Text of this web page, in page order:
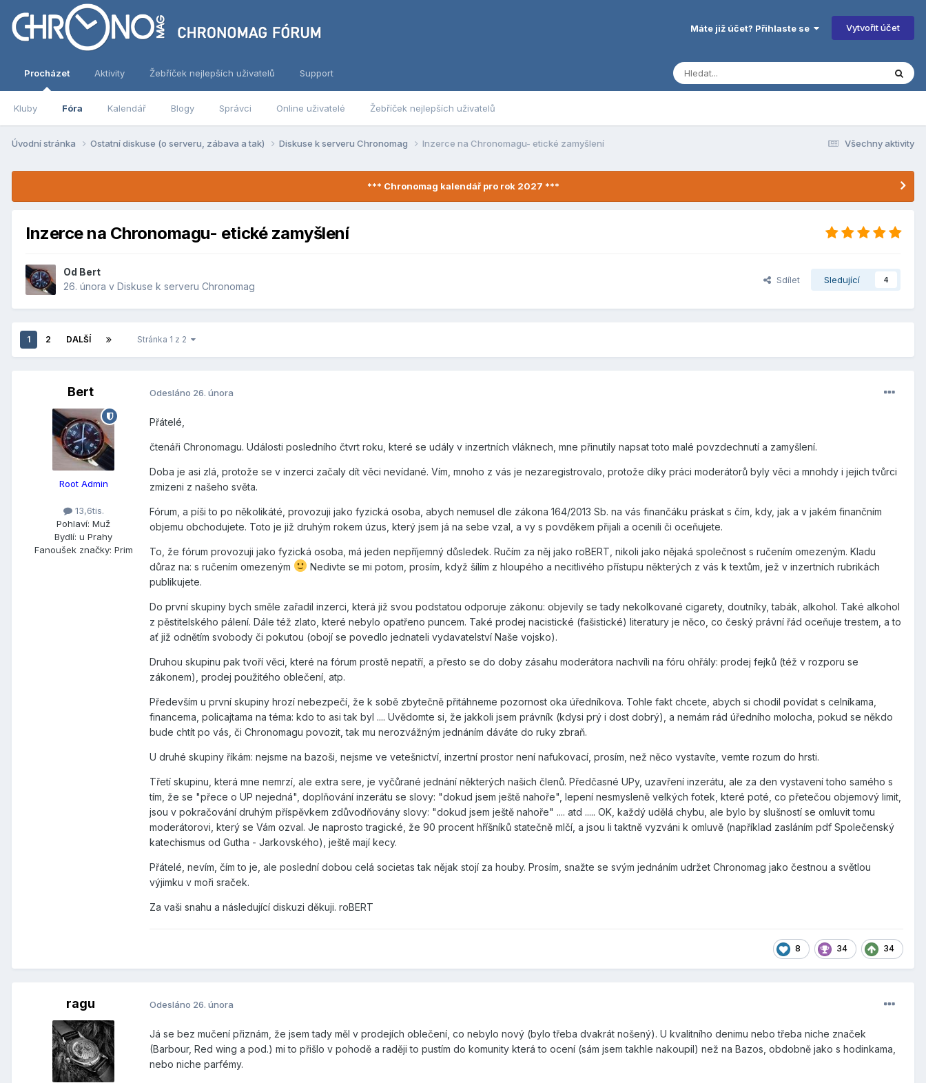
Máte již účet? Přihlaste se Vytvořit účet
Procházet
Kluby Fóra Kalendář Blogy Správci Online uživatelé Žebříček nejlepších uživatelů
Aktivity Žebříček nejlepších uživatelů Support
Všechny aktivity
Úvodní stránka Ostatní diskuse (o serveru, zábava a tak) Diskuse k serveru Chronomag Inzerce na Chronomagu- etické zamyšlení
*** Chronomag kalendář pro rok 2027 ***
Inzerce na Chronomagu- etické zamyšlení
Od Bert
26. února v Diskuse k serveru Chronomag
Sdílet Sledující 4
1 2 DALŠÍ Stránka 1 z 2
Bert
Root Admin
13,6tis.
Pohlaví: Muž
Bydlí: u Prahy
Fanoušek značky: Prim
Odesláno 26. února
Přátelé,
čtenáři Chronomagu. Události posledního čtvrt roku, které se udály v inzertních vláknech, mne přinutily napsat toto malé povzdechnutí a zamyšlení.
Doba je asi zlá, protože se v inzerci začaly dít věci nevídané. Vím, mnoho z vás je nezaregistrovalo, protože díky práci moderátorů byly věci a mnohdy i jejich tvůrci
zmizeni z našeho světa.
Fórum, a píši to po několikáté, provozuji jako fyzická osoba, abych nemusel dle zákona 164/2013 Sb. na vás finančáku práskat s čím, kdy, jak a v jakém finančním
objemu obchodujete. Toto je již druhým rokem úzus, který jsem já na sebe vzal, a vy s povděkem přijali a ocenili či oceňujete.
To, že fórum provozuji jako fyzická osoba, má jeden nepříjemný důsledek. Ručím za něj jako roBERT, nikoli jako nějaká společnost s ručením omezeným. Kladu
důraz na: s ručením omezeným
Nedivte se mi potom, prosím, když šílím z hloupého a necitlivého přístupu některých z vás k textům, jež v inzertních rubrikách
publikujete.
Do první skupiny bych směle zařadil inzerci, která již svou podstatou odporuje zákonu: objevily se tady nekolkované cigarety, doutníky, tabák, alkohol. Také alkohol
z pěstitelského pálení. Dále též zlato, které nebylo opatřeno puncem. Také prodej nacistické (fašistické) literatury je něco, co český právní řád oceňuje trestem, a to
ať již odnětím svobody či pokutou (obojí se povedlo jednateli vydavatelství Naše vojsko).
Druhou skupinu pak tvoří věci, které na fórum prostě nepatří, a přesto se do doby zásahu moderátora nachvíli na fóru ohřály: prodej fejků (též v rozporu se
zákonem), prodej použitého oblečení, atp.
Především u první skupiny hrozí nebezpečí, že k sobě zbytečně přitáhneme pozornost oka úředníkova. Tohle fakt chcete, abych si chodil povídat s celníkama,
financema, policajtama na téma: kdo to asi tak byl .... Uvědomte si, že jakkoli jsem právník (kdysi prý i dost dobrý), a nemám rád úředního molocha, pokud se někdo
bude chtít po vás, či Chronomagu povozit, tak mu nerozvážným jednáním dáváte do ruky zbraň.
U druhé skupiny říkám: nejsme na bazoši, nejsme ve vetešnictví, inzertní prostor není nafukovací, prosím, než něco vystavíte, vemte rozum do hrsti.
Třetí skupinu, která mne nemrzí, ale extra sere, je vyčůrané jednání některých našich členů. Předčasné UPy, uzavření inzerátu, ale za den vystavení toho samého s
tím, že se "přece o UP nejedná", doplňování inzerátu se slovy: "dokud jsem ještě nahoře", lepení nesmysleně velkých fotek, které poté, co přetečou objemový limit,
jsou v pokračování druhým příspěvkem zdůvodňovány slovy: "dokud jsem ještě nahoře" .... atd ..... OK, každý udělá chybu, ale bylo by slušností se omluvit tomu
moderátorovi, který se Vám ozval. Je naprosto tragické, že 90 procent hříšníků statečně mlčí, a jsou li taktně vyzváni k omluvě (například zasláním pdf Společenský
katechismus od Gutha - Jarkovského), ještě mají kecy.
Přátelé, nevím, čím to je, ale poslední dobou celá societas tak nějak stojí za houby. Prosím, snažte se svým jednáním udržet Chronomag jako čestnou a světlou
výjimku v moři sraček.
Za vaši snahu a následující diskuzi děkuji. roBERT
8 34 34
ragu Odesláno 26. února
Já se bez mučení přiznám, že jsem tady měl v prodejích oblečení, co nebylo nový (bylo třeba dvakrát nošený). U kvalitního denimu nebo třeba niche značek
(Barbour, Red wing a pod.) mi to přišlo v pohodě a raději to pustím do komunity která to ocení (sám jsem takhle nakoupil) než na Bazos, obdobně jako s hodinkama,
nebo niche parfémy.